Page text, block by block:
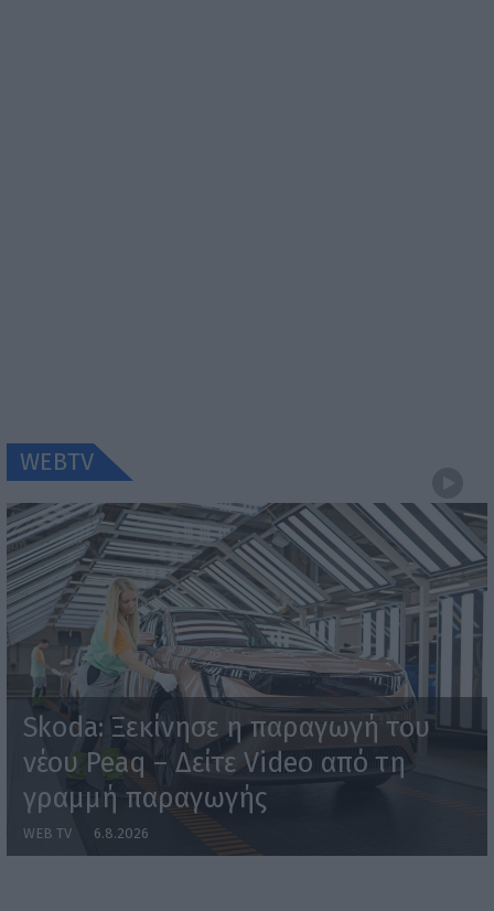
WEBTV
Skoda: Ξεκίνησε η παραγωγή του
νέου Peaq – Δείτε Video από τη
γραμμή παραγωγής
WEB TV 6.8.2026